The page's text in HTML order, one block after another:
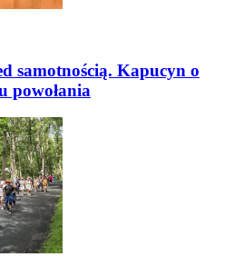
samotnością. Kapucyn o
powołania